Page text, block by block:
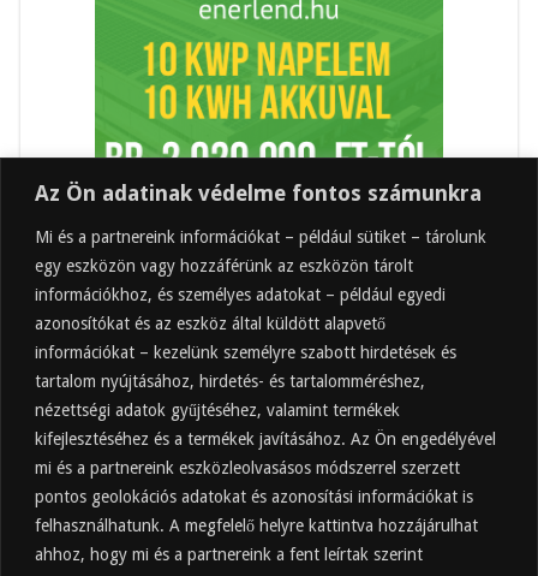
Az Ön adatinak védelme fontos számunkra
Mi és a partnereink információkat – például sütiket – tárolunk
egy eszközön vagy hozzáférünk az eszközön tárolt
információkhoz, és személyes adatokat – például egyedi
azonosítókat és az eszköz által küldött alapvető
információkat – kezelünk személyre szabott hirdetések és
tartalom nyújtásához, hirdetés- és tartalomméréshez,
nézettségi adatok gyűjtéséhez, valamint termékek
kifejlesztéséhez és a termékek javításához. Az Ön engedélyével
mi és a partnereink eszközleolvasásos módszerrel szerzett
pontos geolokációs adatokat és azonosítási információkat is
felhasználhatunk. A megfelelő helyre kattintva hozzájárulhat
ahhoz, hogy mi és a partnereink a fent leírtak szerint
Felkapott
Almaecet mire jó? 21 gyakori felhasználási
terület
2025.10.31.
Almaecet fogyasztása: mikor, mennyit, mivel
hígítva?